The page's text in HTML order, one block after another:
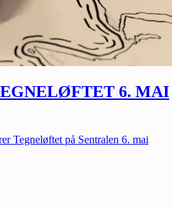
6. MAI
Tegneløftet på Sentralen 6. mai